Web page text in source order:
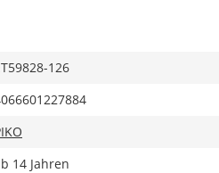
126
14 Jahren